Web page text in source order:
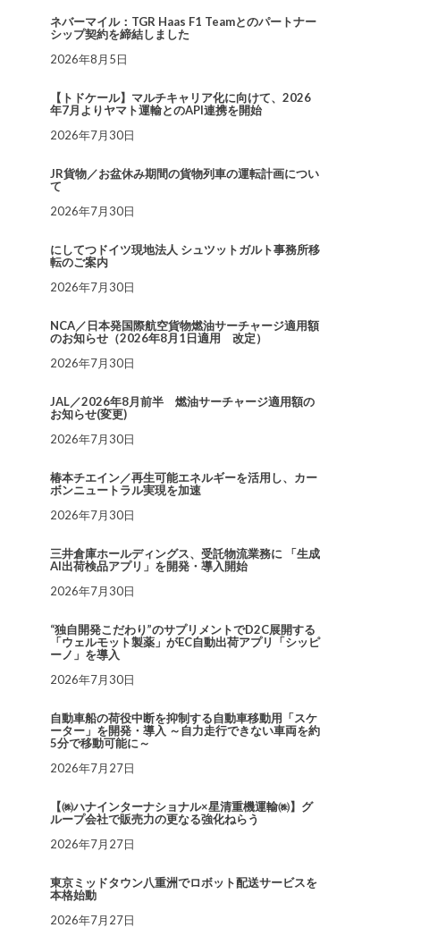
ネバーマイル：TGR Haas F1 Teamとのパートナー
シップ契約を締結しました
2026年8月5日
【トドケール】マルチキャリア化に向けて、2026
年7月よりヤマト運輸とのAPI連携を開始
2026年7月30日
JR貨物／お盆休み期間の貨物列車の運転計画につい
て
2026年7月30日
にしてつドイツ現地法人 シュツットガルト事務所移
転のご案内
2026年7月30日
NCA／日本発国際航空貨物燃油サーチャージ適用額
のお知らせ（2026年8月1日適用 改定）
2026年7月30日
JAL／2026年8月前半 燃油サーチャージ適用額の
お知らせ(変更)
2026年7月30日
椿本チエイン／再生可能エネルギーを活用し、カー
ボンニュートラル実現を加速
2026年7月30日
三井倉庫ホールディングス、受託物流業務に 「生成
AI出荷検品アプリ」を開発・導入開始
2026年7月30日
“独自開発こだわり”のサプリメントでD2C展開する
「ウェルモット製薬」がEC自動出荷アプリ「シッピ
ーノ」を導入
2026年7月30日
自動車船の荷役中断を抑制する自動車移動用「スケ
ーター」を開発・導入 ～自力走行できない車両を約
5分で移動可能に～
2026年7月27日
【㈱ハナインターナショナル×星清重機運輸㈱】グ
ループ会社で販売力の更なる強化ねらう
2026年7月27日
東京ミッドタウン八重洲でロボット配送サービスを
本格始動
2026年7月27日